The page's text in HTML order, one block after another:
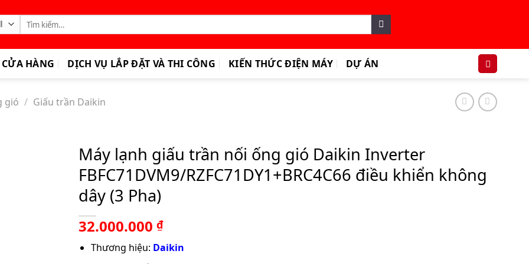
Tìm
kiếm:
CỬA HÀNG DỊCH VỤ LẮP ĐẶT VÀ THI CÔNG KIẾN THỨC ĐIỆN MÁY DỰ ÁN
gió / Giấu trần Daikin
Máy lạnh giấu trần nối ống gió Daikin Inverter
FBFC71DVM9/RZFC71DY1+BRC4C66 điều khiển không
dây (3 Pha)
32.000.000₫
Thương hiệu: Daikin